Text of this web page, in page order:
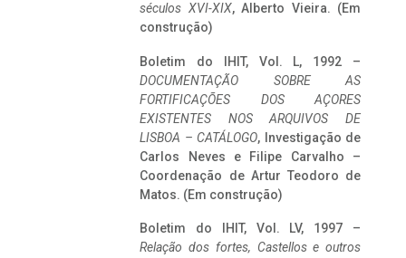
séculos XVI-XIX, Alberto Vieira. (Em
construção)
Boletim do IHIT, Vol. L, 1992 –
DOCUMENTAÇÃO SOBRE AS
FORTIFICAÇÕES DOS AÇORES
EXISTENTES NOS ARQUIVOS DE
LISBOA – CATÁLOGO, Investigação de
Carlos Neves e Filipe Carvalho –
Coordenação de Artur Teodoro de
Matos. (Em construção)
Boletim do IHIT, Vol. LV, 1997 –
Relação dos fortes, Castellos e outros